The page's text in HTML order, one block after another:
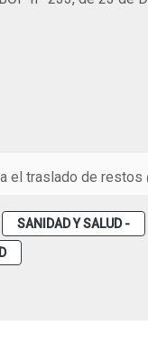
el traslado de restos
SANIDAD Y SALUD -